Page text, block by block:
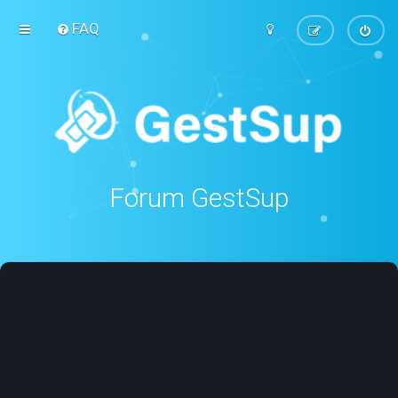
FAQ
Forum GestSup